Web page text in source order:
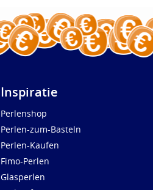
Inspiratie
Perlenshop
Perlen-zum-Basteln
Perlen-Kaufen
Fimo-Perlen
Glasperlen